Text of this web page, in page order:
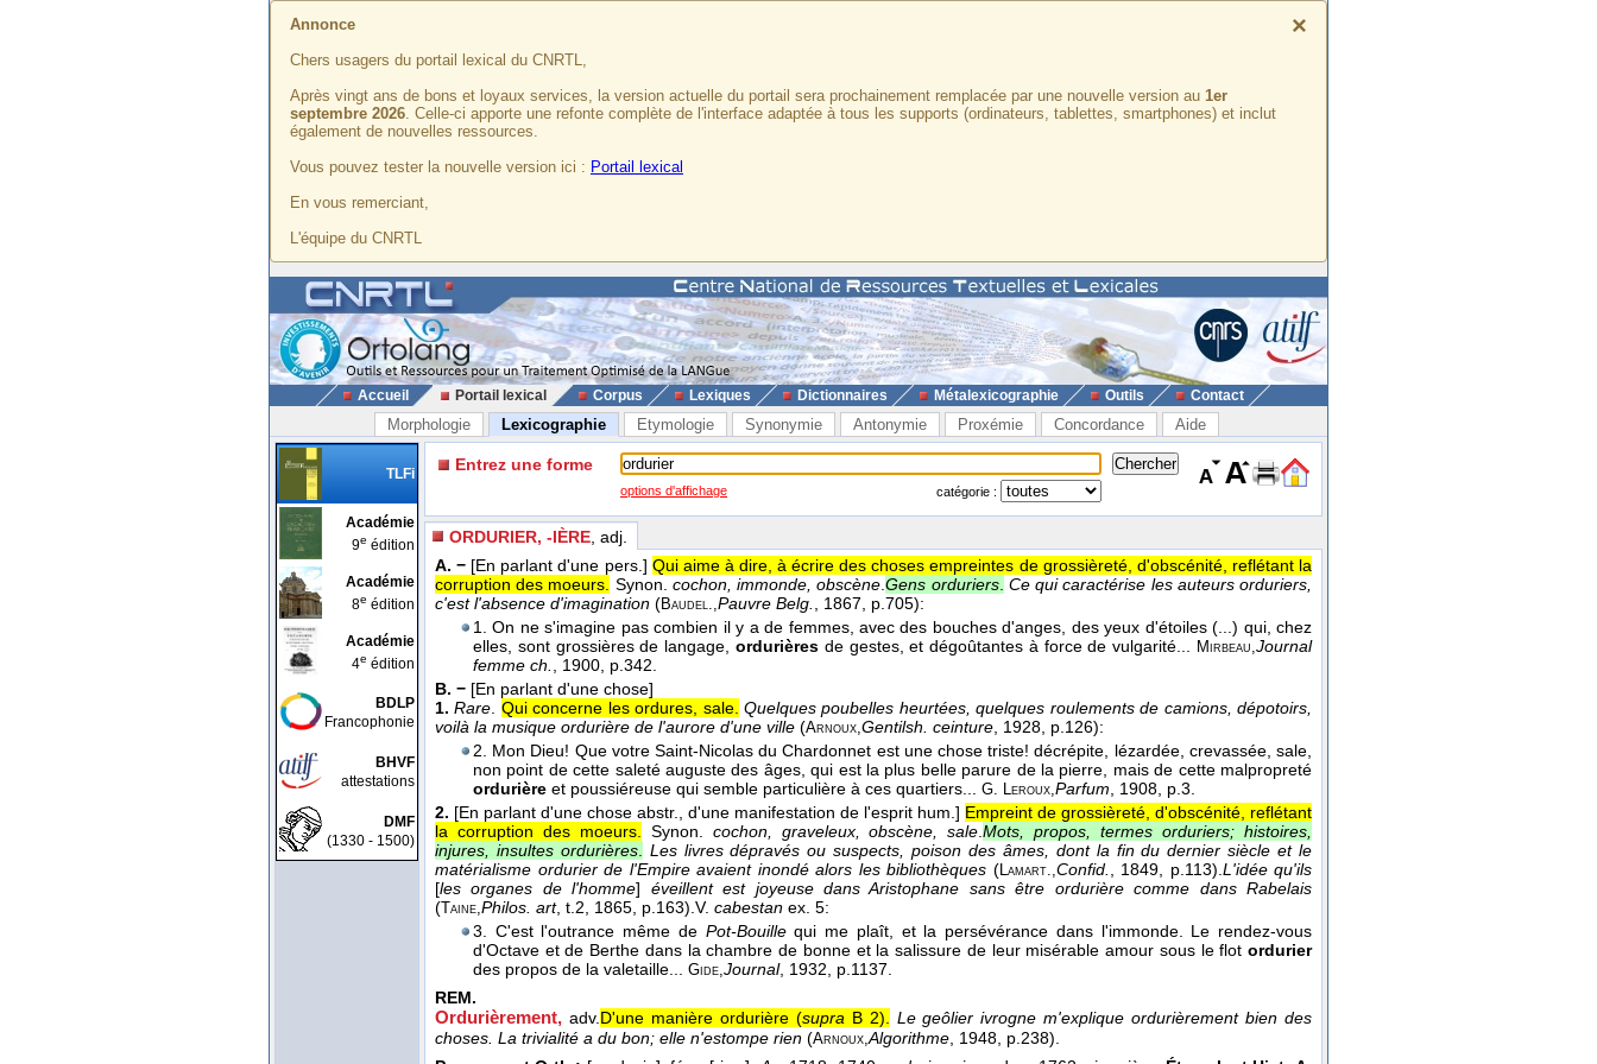
×
Annonce
Chers usagers du portail lexical du CNRTL,
Après vingt ans de bons et loyaux services, la version actuelle du portail sera prochainement remplacée par une nouvelle version au 1er
septembre 2026. Celle-ci apporte une refonte complète de l'interface adaptée à tous les supports (ordinateurs, tablettes, smartphones) et inclut
également de nouvelles ressources.
Vous pouvez tester la nouvelle version ici : Portail lexical
En vous remerciant,
L'équipe du CNRTL
Accueil Portail lexical Corpus Lexiques Dictionnaires Métalexicographie Outils Contact
Morphologie Lexicographie Etymologie Synonymie Antonymie Proxémie Concordance Aide
TLFi
Académie
9e édition
Académie
8e édition
Académie
4e édition
BDLP
Francophonie
BHVF
attestations
DMF
(1330 - 1500)
Entrez une forme
options d'affichage catégorie :
ORDURIER, -IÈRE , adj.
A. − [En parlant d'une pers.] Qui aime à dire, à écrire des choses empreintes de grossièreté, d'obscénité, reflétant la
corruption des moeurs. Synon. cochon, immonde, obscène.Gens orduriers. Ce qui caractérise les auteurs orduriers,
c'est l'absence d'imagination (Baudel.,Pauvre Belg., 1867, p.705):
1. On ne s'imagine pas combien il y a de femmes, avec des bouches d'anges, des yeux d'étoiles (...) qui, chez
elles, sont grossières de langage, ordurièresde gestes, et dégoûtantes à force de vulgarité... Mirbeau,Journal
femme ch., 1900, p.342.
B. − [En parlant d'une chose]
1. Rare. Qui concerne les ordures, sale. Quelques poubelles heurtées, quelques roulements de camions, dépotoirs,
voilà la musique ordurière de l'aurore d'une ville (Arnoux,Gentilsh. ceinture, 1928, p.126):
2. Mon Dieu! Que votre Saint-Nicolas du Chardonnet est une chose triste! décrépite, lézardée, crevassée, sale,
non point de cette saleté auguste des âges, qui est la plus belle parure de la pierre, mais de cette malpropreté
ordurière et poussiéreuse qui semble particulière à ces quartiers... G. Leroux,Parfum, 1908, p.3.
2. [En parlant d'une chose abstr., d'une manifestation de l'esprit hum.] Empreint de grossièreté, d'obscénité, reflétant
la corruption des moeurs. Synon. cochon, graveleux, obscène, sale.Mots, propos, termes orduriers; histoires,
injures, insultes ordurières. Les livres dépravés ou suspects, poison des âmes, dont la fin du dernier siècle et le
matérialisme ordurier de l'Empire avaient inondé alors les bibliothèques (Lamart.,Confid., 1849, p.113).L'idée qu'ils
[les organes de l'homme] éveillent est joyeuse dans Aristophane sans être ordurière comme dans Rabelais
( Taine,Philos. art, t.2, 1865, p.163).V. cabestan ex. 5:
3. C'est l'outrance même de Pot-Bouillequi me plaît, et la persévérance dans l'immonde. Le rendez-vous
d'Octave et de Berthe dans la chambre de bonne et la salissure de leur misérable amour sous le flot ordurier
des propos de la valetaille... Gide,Journal, 1932, p.1137.
REM.
Ordurièrement, adv.D'une manière ordurière (supraB 2). Le geôlier ivrogne m'explique ordurièrement bien des
choses. La trivialité a du bon; elle n'estompe rien (Arnoux,Algorithme, 1948, p.238).